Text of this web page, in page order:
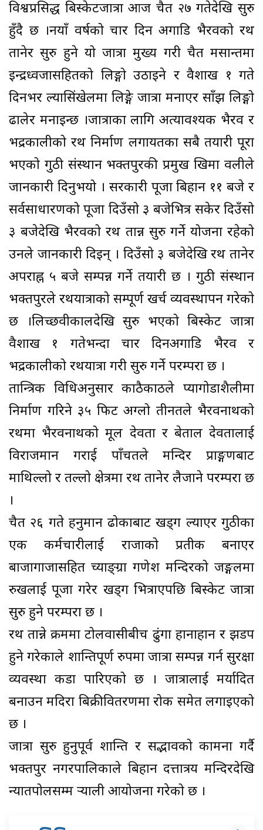
विश्वप्रसिद्ध बिस्केटजात्रा आज चैत २७ गतेदेखि सुरु
हुँदै छ ।नयाँ वर्षको चार दिन अगाडि भैरवको रथ
तानेर सुरु हुने यो जात्रा मुख्य गरी चैत मसान्तमा
इन्द्रध्वजासहितको लिङ्गो उठाइने र वैशाख १ गते
दिनभर ल्यासिंखेलमा लिङ्गे जात्रा मनाएर साँझ लिङ्गो
ढालेर मनाइन्छ ।जात्राका लागि अत्यावश्यक भैरव र
भद्रकालीको रथ निर्माण लगायतका सबै तयारी पूरा
भएको गुठी संस्थान भक्तपुरकी प्रमुख खिमा वलीले
जानकारी दिनुभयो । सरकारी पूजा बिहान ११ बजे र
सर्वसाधारणको पूजा दिउँसो ३ बजेभित्र सकेर दिउँसो
३ बजेदेखि भैरवको रथ तान्न सुरु गर्ने योजना रहेको
उनले जानकारी दिइन् । दिउँसो ३ बजेदेखि रथ तानेर
अपराह्न ५ बजे सम्पन्न गर्ने तयारी छ । गुठी संस्थान
भक्तपुरले रथयात्राको सम्पूर्ण खर्च व्यवस्थापन गरेको
छ ।लिच्छवीकालदेखि सुरु भएको बिस्केट जात्रा
वैशाख १ गतेभन्दा चार दिनअगाडि भैरव र
भद्रकालीको रथयात्रा गरी सुरु गर्ने परम्परा छ ।
तान्त्रिक विधिअनुसार काठैकाठले प्यागोडाशैलीमा
निर्माण गरिने ३५ फिट अग्लो तीनतले भैरवनाथको
रथमा भैरवनाथको मूल देवता र बेताल देवतालाई
विराजमान गराई पाँचतले मन्दिर प्राङ्गणबाट
माथिल्लो र तल्लो क्षेत्रमा रथ तानेर लैजाने परम्परा छ
।
चैत २६ गते हनुमान ढोकाबाट खड्ग ल्याएर गुठीका
एक कर्मचारीलाई राजाको प्रतीक बनाएर
बाजागाजासहित च्याङ्ग्रा गणेश मन्दिरको जङ्गलमा
रुखलाई पूजा गरेर खड्ग भित्राएपछि बिस्केट जात्रा
सुरु हुने परम्परा छ ।
रथ तान्ने क्रममा टोलवासीबीच ढुंगा हानाहान र झडप
हुने गरेकाले शान्तिपूर्ण रुपमा जात्रा सम्पन्न गर्न सुरक्षा
व्यवस्था कडा पारिएको छ । जात्रालाई मर्यादित
बनाउन मदिरा बिक्रीवितरणमा रोक समेत लगाइएको
छ ।
जात्रा सुरु हुनुपूर्व शान्ति र सद्भावको कामना गर्दै
भक्तपुर नगरपालिकाले बिहान दत्तात्रय मन्दिरदेखि
न्यातपोलसम्म र्‍याली आयोजना गरेको छ ।